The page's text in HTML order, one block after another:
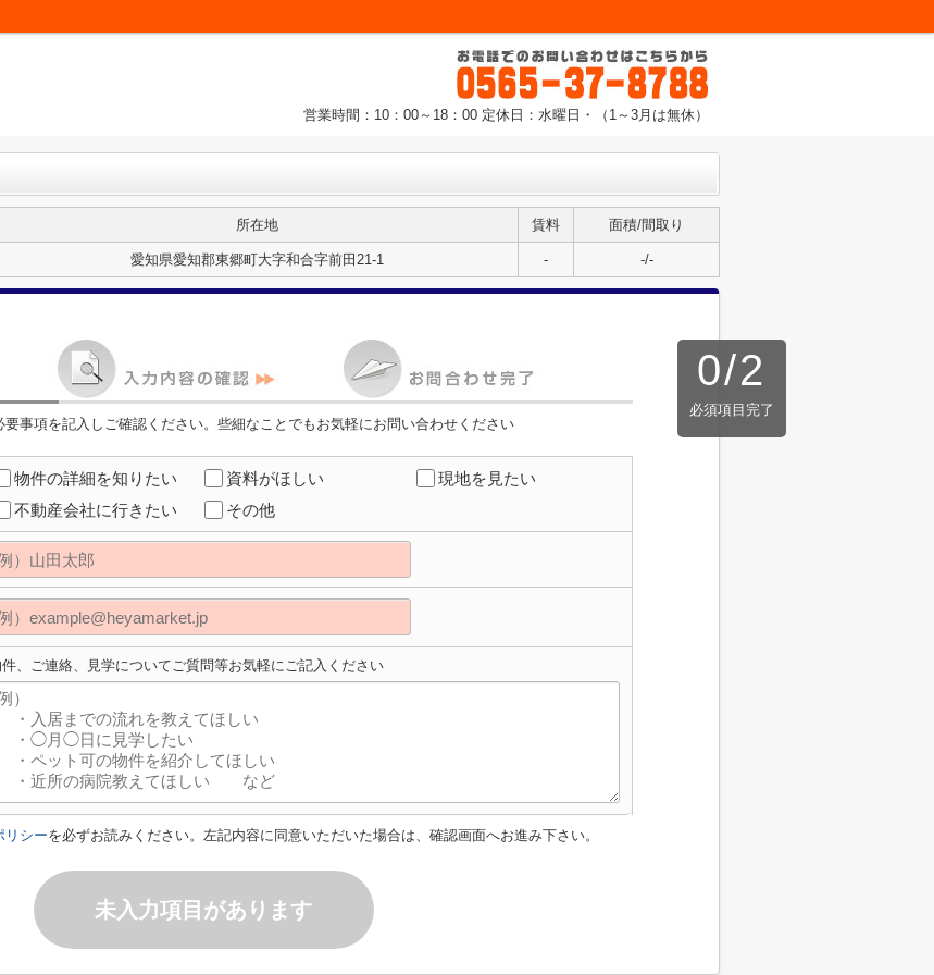
営業時間：10：00～18：00 定休日：水曜日・（1～3月は無休）
所在地 賃料 面積/間取り
愛知県愛知郡東郷町大字和合字前田21-1 - -/-
0/2
必須項目完了
要事項を記入しご確認ください。些細なことでもお気軽にお問い合わせください
物件の詳細を知りたい 資料がほしい
現地を見たい
不動産会社に行きたい
その他
、ご連絡、見学についてご質問等お気軽にご記入ください
リシーを必ずお読みください。左記内容に同意いただいた場合は、確認画面へお進み下さい。
未入力項目があります